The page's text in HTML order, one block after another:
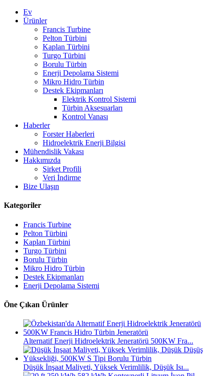
Ev
Ürünler
Francis Turbine
Pelton Türbini
Kaplan Türbini
Turgo Türbini
Borulu Türbin
Enerji Depolama Sistemi
Mikro Hidro Türbin
Destek Ekipmanları
Elektrik Kontrol Sistemi
Türbin Aksesuarları
Kontrol Vanası
Haberler
Forster Haberleri
Hidroelektrik Enerji Bilgisi
Mühendislik Vakası
Hakkımızda
Şirket Profili
Veri İndirme
Bize Ulaşın
Kategoriler
Francis Turbine
Pelton Türbini
Kaplan Türbini
Turgo Türbini
Borulu Türbin
Mikro Hidro Türbin
Destek Ekipmanları
Enerji Depolama Sistemi
Öne Çıkan Ürünler
Alternatif Enerji Hidroelektrik Jeneratörü 500KW Fra...
Düşük İnşaat Maliyeti, Yüksek Verimlilik, Düşük Isı...